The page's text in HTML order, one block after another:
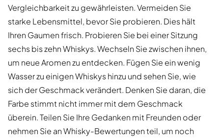
Vergleichbarkeit zu gewährleisten. Vermeiden Sie
starke Lebensmittel, bevor Sie probieren. Dies hält
Ihren Gaumen frisch. Probieren Sie bei einer Sitzung
sechs bis zehn Whiskys. Wechseln Sie zwischen ihnen,
um neue Aromen zu entdecken. Fügen Sie ein wenig
Wasser zu einigen Whiskys hinzu und sehen Sie, wie
sich der Geschmack verändert. Denken Sie daran, die
Farbe stimmt nicht immer mit dem Geschmack
überein. Teilen Sie Ihre Gedanken mit Freunden oder
nehmen Sie an Whisky-Bewertungen teil, um noch